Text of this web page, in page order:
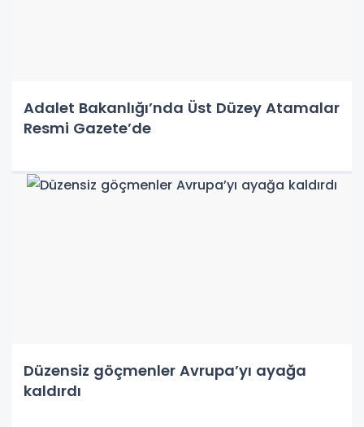
Adalet Bakanlığı’nda Üst Düzey Atamalar
Resmi Gazete’de
Düzensiz göçmenler Avrupa’yı ayağa
kaldırdı